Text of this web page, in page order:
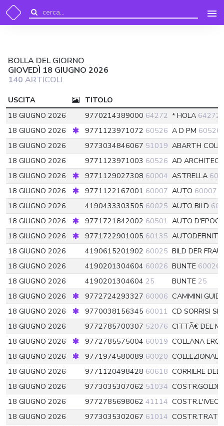
BOLLA DEL GIORNO
GIOVEDÌ 18 GIUGNO 2026
140 ARTICOLI
USCITA
TITOLO
18 GIUGNO 2026
9770214389000 64272 * HOLA 64272
18 GIUGNO 2026
9771123971072 60526 A D PM 60526
18 GIUGNO 2026
9773034846067 51019 ABARTH
18 GIUGNO 2026
9771123971003 60526 AD
18 GIUGNO 2026
9771129027308 60004 ASTRELLA
18 GIUGNO 2026
9771122167001 60007 AUTO 60007
18 GIUGNO 2026
4190433303505 60025 AUTO BILD
18 GIUGNO 2026
9771721842002 60501 AUTO
18 GIUGNO 2026
9771722901005 60135 AUTODEFINITI
18 GIUGNO 2026
4190615201902 60025 BILD DER FRAU
18 GIUGNO 2026
4190201304604 60026 BUNTE 60026
18 GIUGNO 2026
4190201304604 25 BUNTE 25
18 GIUGNO 2026
9772724293327 60006 CAMMINI
18 GIUGNO 2026
9770038156345 60011 CD SORRISI
18 GIUGNO 2026
9772785700307 52076 CITTÃ€ DEL
18 GIUGNO 2026
9772785575004 60019 COLLANA EROI
18 GIUGNO 2026
9771974580089 60020
18 GIUGNO 2026
9771120498428 60618 CORRIERE
18 GIUGNO 2026
9773035307062 51034
18 GIUGNO 2026
9772785698062 41114
18 GIUGNO 2026
9773035302067 61014